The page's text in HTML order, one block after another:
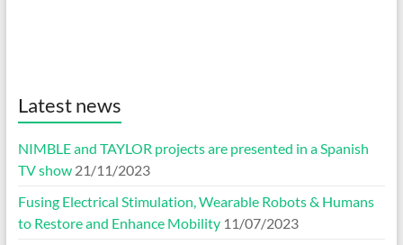
Latest news
NIMBLE and TAYLOR projects are presented in a Spanish
TV show 21/11/2023
Fusing Electrical Stimulation, Wearable Robots & Humans
to Restore and Enhance Mobility 11/07/2023